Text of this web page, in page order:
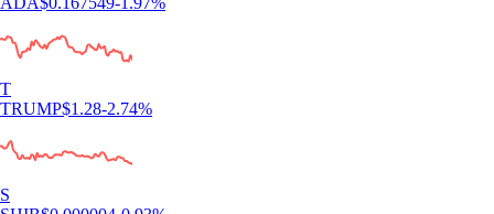
T
TRUMP$1.28-2.74%
S